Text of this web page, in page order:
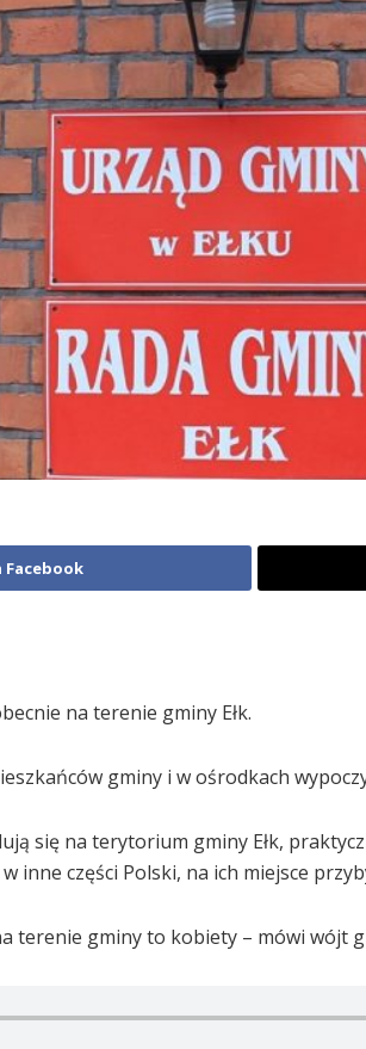
na terenie gminy Ełk.
gminy i w ośrodkach
się na terytorium gminy Ełk,
inne części Polski, na ich miejsce
terenie gminy to kobiety – mówi wójt